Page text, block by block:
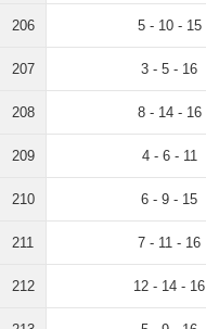
206 5 - 10 - 15
207 3 - 5 - 16
208 8 - 14 - 16
209 4 - 6 - 11
210 6 - 9 - 15
211 7 - 11 - 16
212 12 - 14 - 16